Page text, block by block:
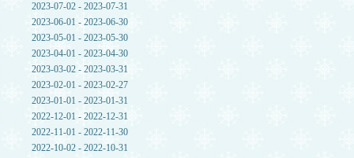
2023-07-02 - 2023-07-31
2023-06-01 - 2023-06-30
2023-05-01 - 2023-05-30
2023-04-01 - 2023-04-30
2023-03-02 - 2023-03-31
2023-02-01 - 2023-02-27
2023-01-01 - 2023-01-31
2022-12-01 - 2022-12-31
2022-11-01 - 2022-11-30
2022-10-02 - 2022-10-31